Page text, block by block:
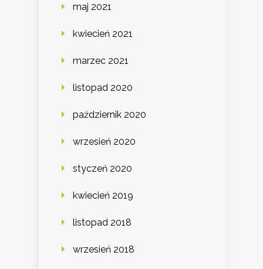
maj 2021
kwiecień 2021
marzec 2021
listopad 2020
październik 2020
wrzesień 2020
styczeń 2020
kwiecień 2019
listopad 2018
wrzesień 2018